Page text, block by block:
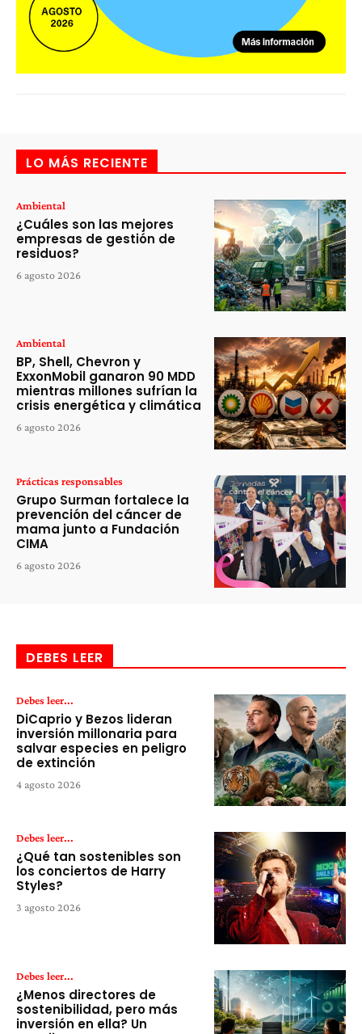
LO MÁS RECIENTE
Ambiental
¿Cuáles son las mejores
empresas de gestión de
residuos?
6 agosto 2026
Ambiental
BP, Shell, Chevron y
ExxonMobil ganaron 90 MDD
mientras millones sufrían la
crisis energética y climática
6 agosto 2026
Prácticas responsables
Grupo Surman fortalece la
prevención del cáncer de
mama junto a Fundación
CIMA
6 agosto 2026
DEBES LEER
Debes leer...
DiCaprio y Bezos lideran
inversión millonaria para
salvar especies en peligro
de extinción
4 agosto 2026
Debes leer...
¿Qué tan sostenibles son
los conciertos de Harry
Styles?
3 agosto 2026
Debes leer...
¿Menos directores de
sostenibilidad, pero más
inversión en ella? Un